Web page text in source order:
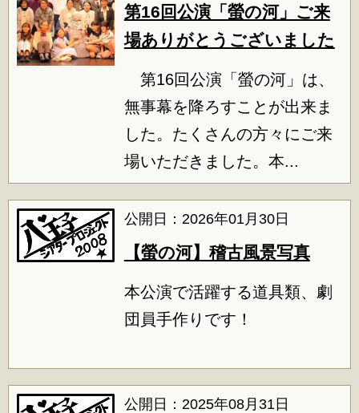
第16回公演「螢の河」ご来
場ありがとうございました
第16回公演「螢の河」は、
無事幕を降ろすことが出来ま
した。たくさんの方々にご来
場いただきました。本...
公開日：2026年01月30日
【螢の河】稽古風景写真
本公演で活躍する道具類、劇
団員手作りです！
公開日：2025年08月31日